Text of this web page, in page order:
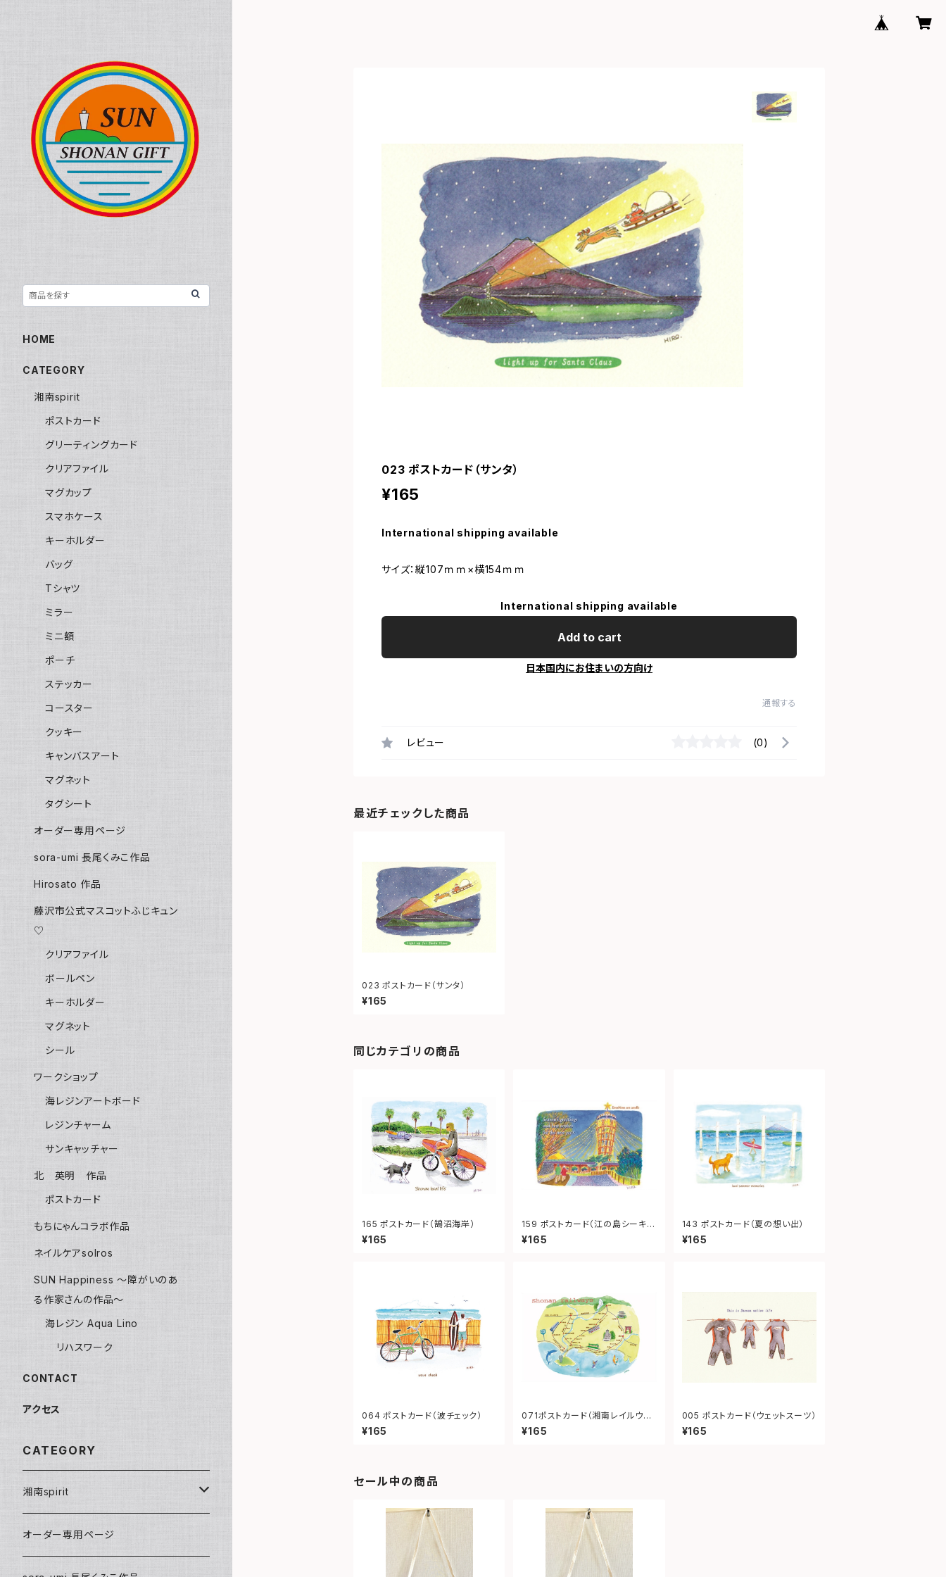
023 ポストカード（サンタ）
¥165
International shipping available
サイズ：縦107ｍｍ×横154ｍｍ
International shipping available
Add to cart
日本国内にお住まいの方向け
通報する
レビュー (0)
最近チェックした商品
023 ポストカード（サンタ）
¥165
同じカテゴリの商品
165 ポストカード（鵠沼海岸）
¥165
159 ポストカード（江の島シーキャ
ンドル）
¥165
143 ポストカード（夏の想い出）
¥165
064 ポストカード（波チェック）
¥165
071ポストカード（湘南レイルウェ
イ）
¥165
005 ポストカード（ウェットスーツ）
¥165
セール中の商品
HOME
CATEGORY
湘南spirit
ポストカード
グリーティングカード
クリアファイル
マグカップ
スマホケース
キーホルダー
バッグ
Tシャツ
ミラー
ミニ額
ポーチ
ステッカー
コースター
クッキー
キャンバスアート
マグネット
タグシート
オーダー専用ページ
sora-umi 長尾くみこ作品
Hirosato 作品
藤沢市公式マスコットふじキュン
♡
クリアファイル
ボールペン
キーホルダー
マグネット
シール
ワークショップ
海レジンアートボード
レジンチャーム
サンキャッチャー
北 英明 作品
ポストカード
もちにゃんコラボ作品
ネイルケアsolros
SUN Happiness ～障がいのあ
る作家さんの作品～
海レジン Aqua Lino
リハスワーク
CONTACT
アクセス
CATEGORY
湘南spirit
ポストカード
オーダー専用ページ